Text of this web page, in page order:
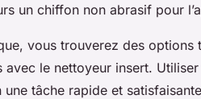
un chiffon non abrasif pour
vous trouverez des options
le nettoyeur insert.
tâche rapide et